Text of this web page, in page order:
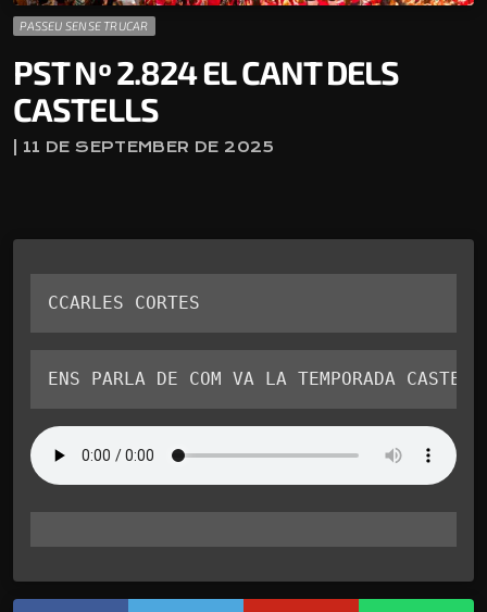
PASSEU SENSE TRUCAR
PST Nº 2.824 EL CANT DELS
CASTELLS
| 11 DE SEPTEMBER DE 2025
CCARLES CORTES
ENS PARLA DE COM VA LA TEMPORADA